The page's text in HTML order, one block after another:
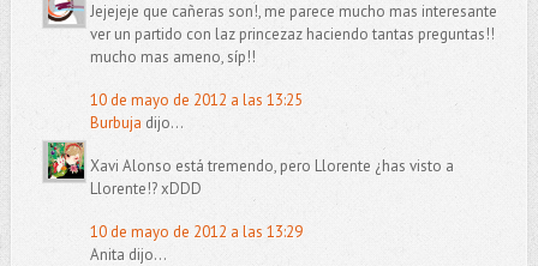
Jejejeje que cañeras son!, me parece mucho mas interesante
ver un partido con laz princezaz haciendo tantas preguntas!!
mucho mas ameno, síp!!
10 de mayo de 2012 a las 13:25
Burbuja dijo...
Xavi Alonso está tremendo, pero Llorente ¿has visto a
Llorente!? xDDD
10 de mayo de 2012 a las 13:29
Anita dijo...